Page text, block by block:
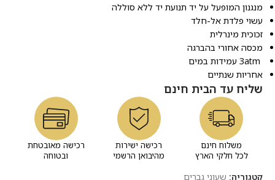
מנגנון המופעל על יד תנועת יד ללא סוללה
עשוי פלדת אל-חלד
זכוכית מינרלית
מכסה אחורי בהברגה
אחריות שנתיים
שליח עד הבית חינם
משלוח חינם
לכל חלקי הארץ
רכישה ישירות
מהיבואן הרשמי
רכישה מאובטחת
ובטוחה
קטגוריה: שעוני גברים